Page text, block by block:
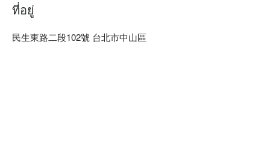
ที่อยู่
民生東路二段102號 台北市中山區